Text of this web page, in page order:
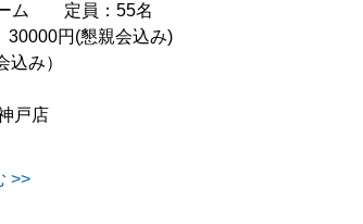
ーム　　定員：55名
30000円(懇親会込み)
み）
戸店
>>